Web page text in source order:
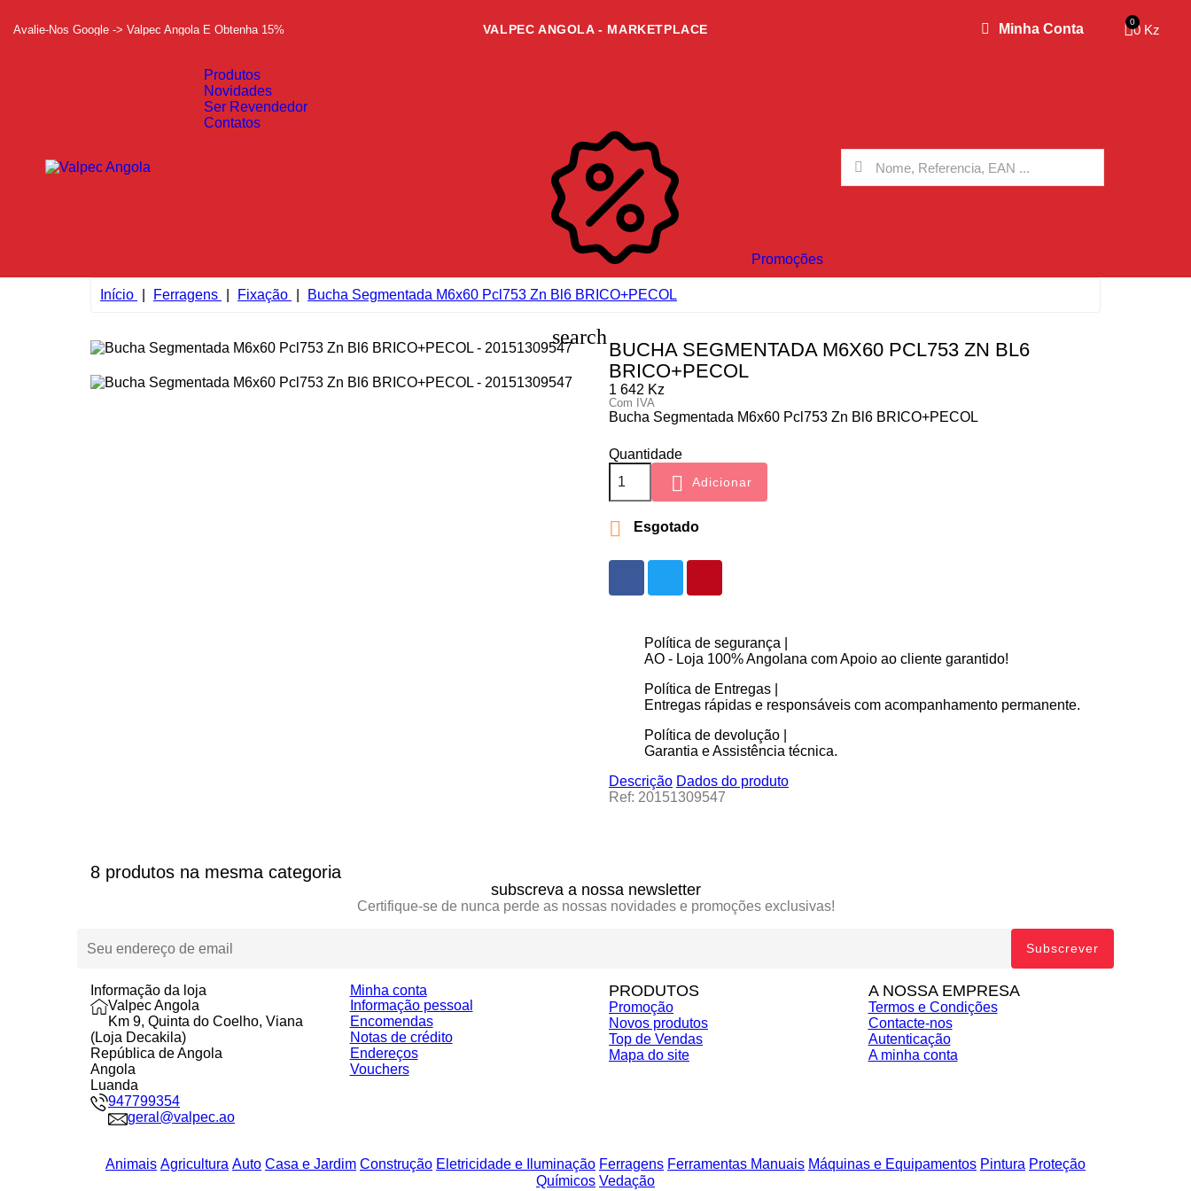
Avalie-Nos Google -> Valpec Angola E Obtenha 15% VALPEC ANGOLA - MARKETPLACE Minha Conta 0 Kz
Produtos
Novidades
Ser Revendedor
Contatos
Promoções
Início Ferragens Fixação Bucha Segmentada M6x60 Pcl753 Zn Bl6 BRICO+PECOL
search
BUCHA SEGMENTADA M6X60 PCL753 ZN BL6
BRICO+PECOL
1 642 Kz
Com IVA
Bucha Segmentada M6x60 Pcl753 Zn Bl6 BRICO+PECOL
Quantidade
 Adicionar
 Esgotado
Política de segurança |
AO - Loja 100% Angolana com Apoio ao cliente garantido!
Política de Entregas |
Entregas rápidas e responsáveis com acompanhamento permanente.
Política de devolução |
Garantia e Assistência técnica.
Descrição Dados do produto
Ref: 20151309547
8 produtos na mesma categoria
subscreva a nossa newsletter
Certifique-se de nunca perde as nossas novidades e promoções exclusivas!
Informação da loja
Valpec Angola
Km 9, Quinta do Coelho, Viana
(Loja Decakila)
República de Angola
Angola
Luanda
947799354
geral@valpec.ao
Minha conta
Informação pessoal
Encomendas
Notas de crédito
Endereços
Vouchers
PRODUTOS
Promoção
Novos produtos
Top de Vendas
Mapa do site
A NOSSA EMPRESA
Termos e Condições
Contacte-nos
Autenticação
A minha conta
Animais Agricultura Auto Casa e Jardim Construção Eletricidade e Iluminação Ferragens Ferramentas Manuais Máquinas e Equipamentos Pintura Proteção
Químicos Vedação